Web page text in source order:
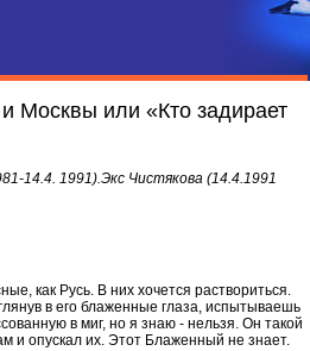
Москвы или «Кто задирает
14.4. 1991).Экс Чистякова (14.4.1991
как Русь. В них хочется раствориться.
в его блаженные глаза, испытываешь
в миг, но я знаю - нельзя. Он такой
и опускал их. Этот Блаженный не знает.